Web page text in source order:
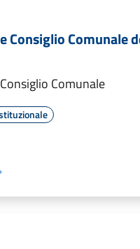
Consiglio Comunale
Comunale